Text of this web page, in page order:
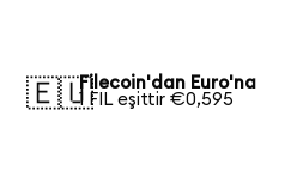
🇪🇺Filecoin'dan Euro'na
1 FIL eşittir €0,595